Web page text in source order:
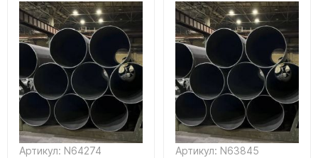
Артикул: N64274 Артикул: N63845